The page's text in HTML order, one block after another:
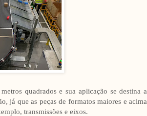
quadrados e sua aplicação se destina a
já que as peças de formatos maiores e acima
transmissões e eixos.